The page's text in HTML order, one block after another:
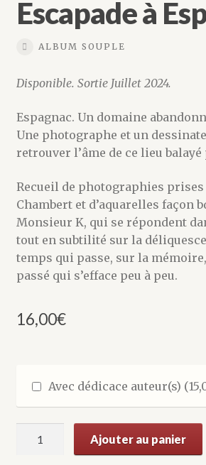
Maison d’édition
Manuscrits
Mon compte
Panier
Résultats du concours Tapage 2025
Télécharger le Catalogue Tapage
Validation de la commande
Escapade à
ALBUM SOUPLE
Disponible. Sortie Juillet 2024.
Espagnac. Un domaine
Une photographe et un
retrouver l’âme de ce lieu
Recueil de photographies
Chambert et d’aquarelles façon
Monsieur K, qui se répondent
tout en subtilité sur la
temps qui passe, sur la
passé qui s’efface peu à peu.
16,00€
Avec dédicace auteur(s) (
Ajouter au panier